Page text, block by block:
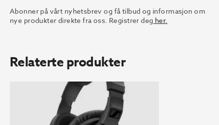
Abonner på vårt nyhetsbrev og få tilbud og informasjon om
nye produkter direkte fra oss. Registrer deg her.
Relaterte produkter